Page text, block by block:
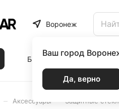
Воронеж
Ваш город
Да, верно
Бренды Статьи
Аксессуары Защитные